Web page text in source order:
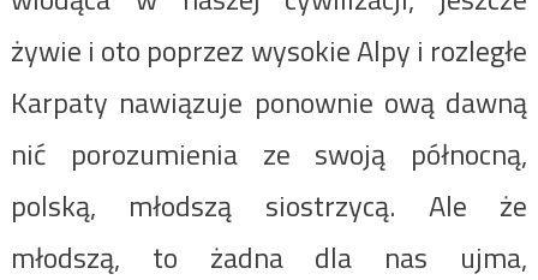
żywie i oto poprzez wysokie Alpy i rozległe
Karpaty nawiązuje ponownie ową dawną
nić porozumienia ze swoją północną,
polską, młodszą siostrzycą. Ale że
młodszą, to żadna dla nas ujma,